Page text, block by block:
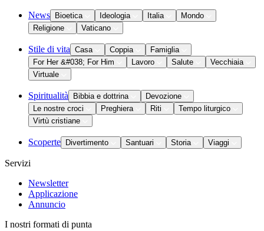
News Bioetica Ideologia Italia
Mondo
Religione
Vaticano
Stile di vita Casa Coppia
Famiglia
For Her &#038; For Him
Lavoro Salute
Vecchiaia
Virtuale
Spiritualità Bibbia e dottrina
Devozione
Le nostre croci
Preghiera Riti
Tempo liturgico
Virtù cristiane
Scoperte Divertimento Santuari Storia Viaggi
Servizi
Newsletter
Applicazione
Annuncio
I nostri formati di punta